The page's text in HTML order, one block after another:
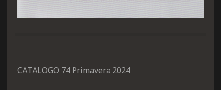
CATALOGO 74 Primavera 2024